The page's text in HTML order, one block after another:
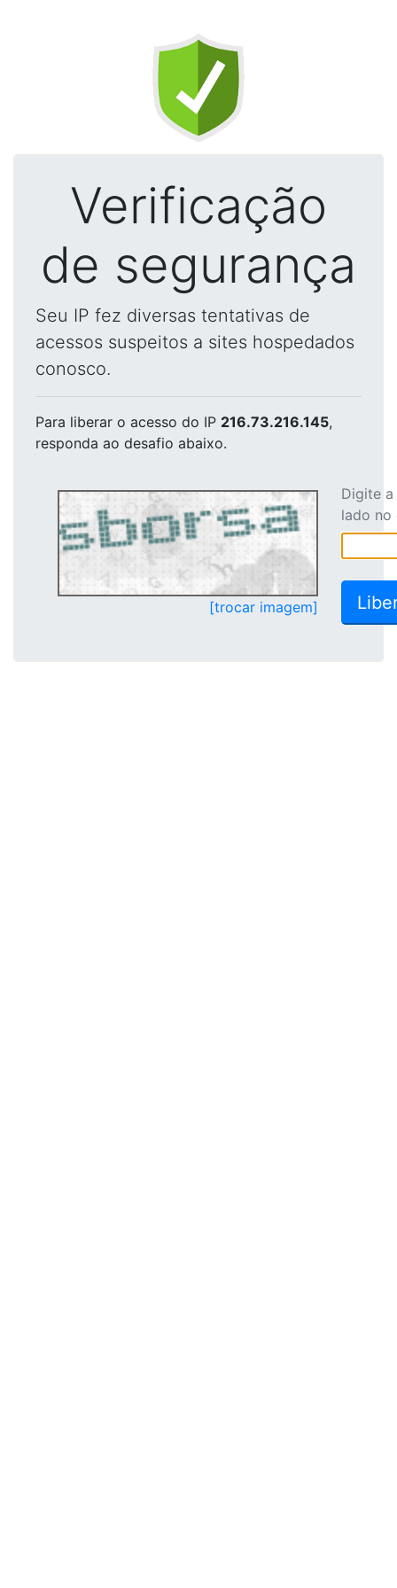
Verificação
de segurança
Seu IP fez diversas tentativas de
acessos suspeitos a sites hospedados
conosco.
Para liberar o acesso do IP 216.73.216.145,
responda ao desafio abaixo.
[trocar imagem]
Digite
lado no